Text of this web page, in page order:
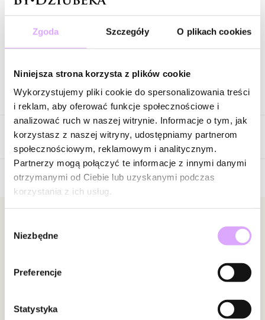
Zgoda Szczegóły O plikach cookies
Niniejsza strona korzysta z plików cookie
Wykorzystujemy pliki cookie do spersonalizowania treści
i reklam, aby oferować funkcje społecznościowe i
analizować ruch w naszej witrynie. Informacje o tym, jak
korzystasz z naszej witryny, udostępniamy partnerom
społecznościowym, reklamowym i analitycznym.
Partnerzy mogą połączyć te informacje z innymi danymi
otrzymanymi od Ciebie lub uzyskanymi podczas
korzystania z ich usług.
zgody
Niezbędne
Preferencje
Statystyka
86,00 zł
Zapytaj o produkt
Opis produktu
Surowiec: stal szlachetna.
Kolor surowca: złoty.
Kolor sznurka: biały.
Kamienie: howlity.
Wielkość elementów: 0,22 cm – 0,24 cm.
Długość bransoletki: od 14 cm do 23 cm.
Zestaw zawiera 3 bransoletki.
Zobacz inne produkty z kolekcji Get Lucky
Opinie
Brak opinii
Jeszcze nikt nie ocenił tego produktu.
produkcie!
W naszej witrynie opinie mogą dodawać tylko